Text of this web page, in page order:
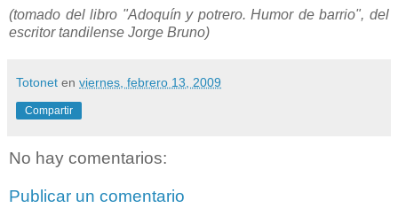
(tomado del libro "Adoquín y potrero. Humor de barrio", del
escritor tandilense Jorge Bruno)
Totonet en viernes, febrero 13, 2009
Compartir
No hay comentarios:
Publicar un comentario